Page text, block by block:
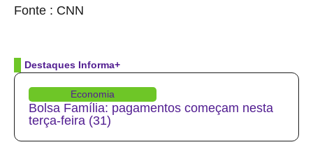
Fonte : CNN
Destaques Informa+
Economia
Bolsa Família: pagamentos começam nesta
terça-feira (31)